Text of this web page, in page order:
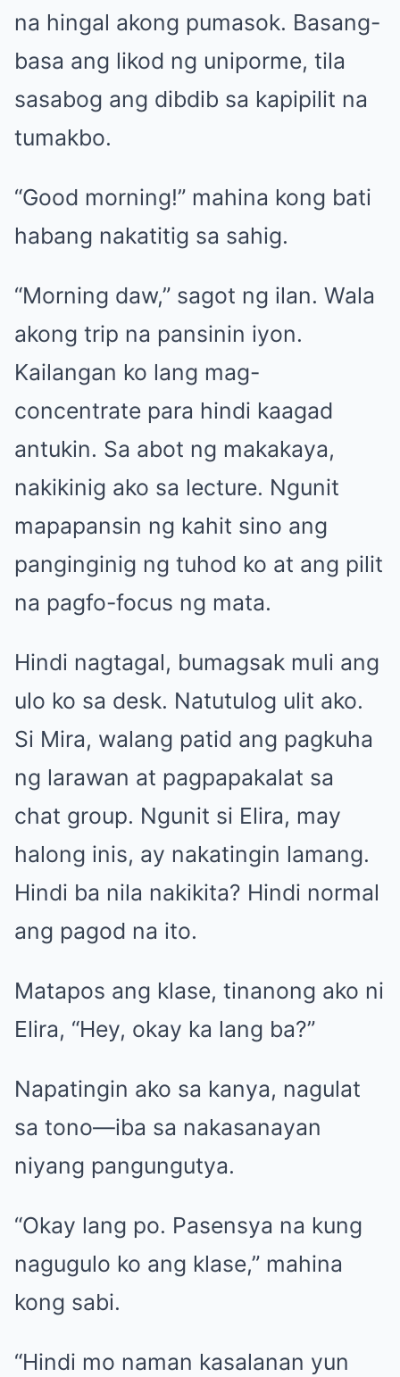
na hingal akong pumasok. Basang-
basa ang likod ng uniporme, tila
sasabog ang dibdib sa kapipilit na
tumakbo.
“Good morning!” mahina kong bati
habang nakatitig sa sahig.
“Morning daw,” sagot ng ilan. Wala
akong trip na pansinin iyon.
Kailangan ko lang mag-
concentrate para hindi kaagad
antukin. Sa abot ng makakaya,
nakikinig ako sa lecture. Ngunit
mapapansin ng kahit sino ang
panginginig ng tuhod ko at ang pilit
na pagfo-focus ng mata.
Hindi nagtagal, bumagsak muli ang
ulo ko sa desk. Natutulog ulit ako.
Si Mira, walang patid ang pagkuha
ng larawan at pagpapakalat sa
chat group. Ngunit si Elira, may
halong inis, ay nakatingin lamang.
Hindi ba nila nakikita? Hindi normal
ang pagod na ito.
Matapos ang klase, tinanong ako ni
Elira, “Hey, okay ka lang ba?”
Napatingin ako sa kanya, nagulat
sa tono—iba sa nakasanayan
niyang pangungutya.
“Okay lang po. Pasensya na kung
nagugulo ko ang klase,” mahina
kong sabi.
“Hindi mo naman kasalanan yun